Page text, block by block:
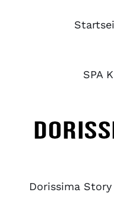
SPA
Dorissima Story